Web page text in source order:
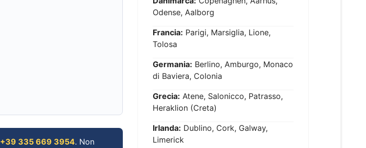
+39 335 669 3954. Non
Odense, Aalborg
Francia: Parigi, Marsiglia, Lione,
Tolosa
Germania: Berlino, Amburgo, Monaco
di Baviera, Colonia
Grecia: Atene, Salonicco, Patrasso,
Heraklion (Creta)
Irlanda: Dublino, Cork, Galway,
Limerick